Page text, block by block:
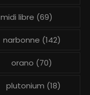
midi libre (69)
narbonne (142)
orano (70)
plutonium (18)